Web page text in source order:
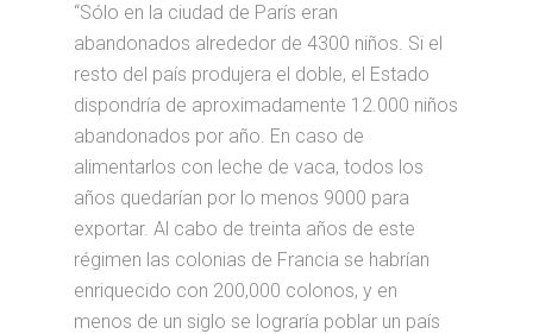
“Sólo en la ciudad de París eran
abandonados alrededor de 4300 niños. Si el
resto del país produjera el doble, el Estado
dispondría de aproximadamente 12.000 niños
abandonados por año. En caso de
alimentarlos con leche de vaca, todos los
años quedarían por lo menos 9000 para
exportar. Al cabo de treinta años de este
régimen las colonias de Francia se habrían
enriquecido con 200,000 colonos, y en
menos de un siglo se lograría poblar un país